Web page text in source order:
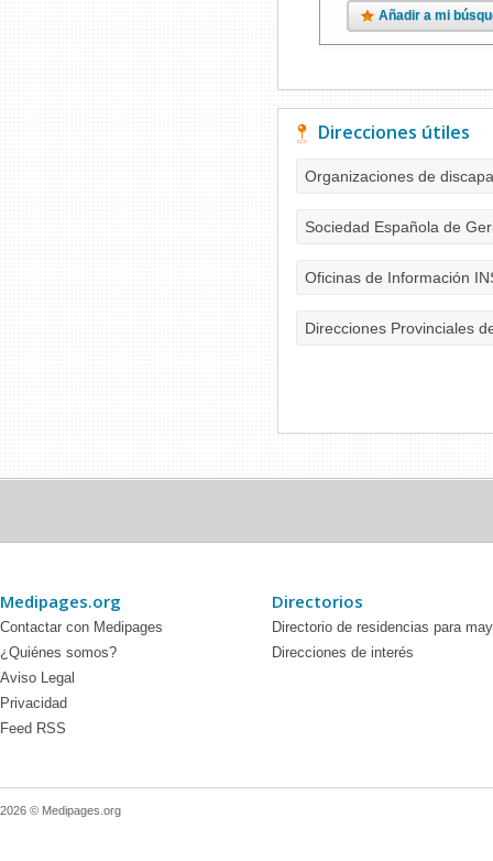
Añadir a mi
Direcciones útiles
Organizaciones de
Sociedad Española de
Oficinas de Información
Direcciones Provinciales
Medipages.org
Contactar con Medipages
¿Quiénes somos?
Aviso Legal
Privacidad
Feed RSS
Directorios
Directorio de residencias para
Direcciones de interés
2026 © Medipages.org